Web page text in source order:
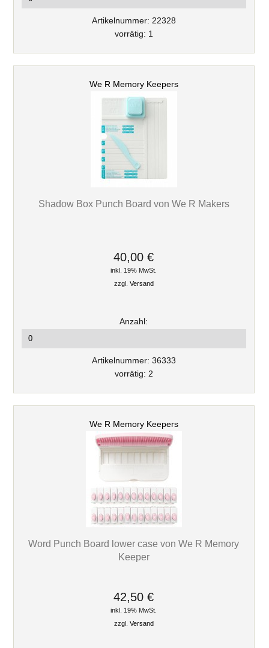
Artikelnummer: 22328
vorrätig: 1
We R Memory Keepers
Shadow Box Punch Board von We R Makers
40,00 €
inkl. 19% MwSt.
zzgl. Versand
Artikelnummer: 36333
vorrätig: 2
We R Memory Keepers
Word Punch Board lower case von We R Memory
Keeper
42,50 €
inkl. 19% MwSt.
zzgl. Versand